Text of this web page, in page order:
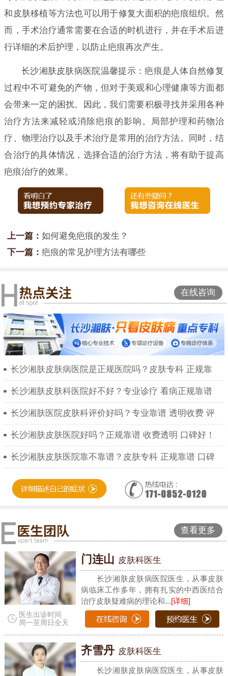
和皮肤移植等方法也可以用于修复大面积的疤痕组织。然
而，手术治疗通常需要在合适的时机进行，并在手术后进
行详细的术后护理，以防止疤痕再次产生。
长沙湘肤皮肤病医院温馨提示：疤痕是人体自然修复
过程中不可避免的产物，但对于美观和心理健康等方面都
会带来一定的困扰。因此，我们需要积极寻找并采用各种
治疗方法来减轻或消除疤痕的影响。局部护理和药物治
疗、物理治疗以及手术治疗是常用的治疗方法。同时，结
合治疗的具体情况，选择合适的治疗方法，将有助于提高
疤痕治疗的效果。
上一篇： 如何避免疤痕的发生？
下一篇： 疤痕的常见护理方法有哪些
在线咨询
长沙湘肤皮肤病医院是正规医院吗？皮肤专科 正规靠
长沙湘肤皮肤科医院好不好？专业诊疗 看病正规靠谱
长沙湘肤医院皮肤科评价好吗？专业靠谱 透明收费 评
长沙湘肤皮肤医院好吗？正规靠谱 收费透明 口碑好！
长沙湘肤皮肤医院靠不靠谱？皮肤专科 正规靠谱 口碑
查看更多
医生出诊时间
周一至周日全天
门连山 皮肤科医生
长沙湘肤皮肤病医院医生，从事皮肤
病临床工作多年，拥有扎实的中西医结合
治疗皮肤疑难病的理论和...[详细]
齐雪丹 皮肤科医生
长沙湘肤皮肤病医院医生，从事皮肤